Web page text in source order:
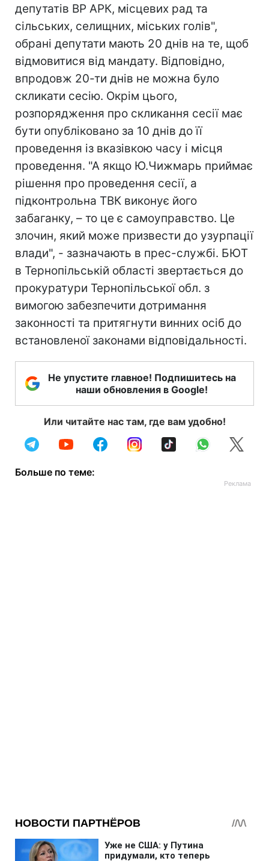
депутатів ВР АРК, місцевих рад та
сільських, селищних, міських голів",
обрані депутати мають 20 днів на те, щоб
відмовитися від мандату. Відповідно,
впродовж 20-ти днів не можна було
скликати сесію. Окрім цього,
розпорядження про скликання сесії має
бути опубліковано за 10 днів до її
проведення із вказівкою часу і місця
проведення. "А якщо Ю.Чижмарь приймає
рішення про проведення сесії, а
підконтрольна ТВК виконує його
забаганку, – то це є самоуправство. Це
злочин, який може призвести до узурпації
влади", - зазначають в прес-службі. БЮТ
в Тернопільській області звертається до
прокуратури Тернопільської обл. з
вимогою забезпечити дотримання
законності та притягнути винних осіб до
встановленої законами відповідальності.
Не упустите главное! Подпишитесь на
наши обновления в Google!
Или читайте нас там, где вам удобно!
Больше по теме: